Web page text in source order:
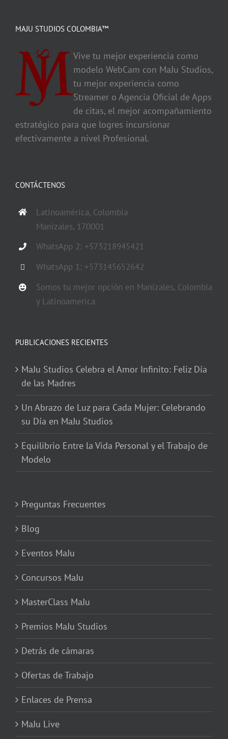
MAJU STUDIOS COLOMBIA™
Vive tu mejor experiencia como
modelo WebCam con MaJu Studios,
tu mejor experiencia como
Streamer o Agencia Oficial de Apps
de citas, el mejor acompañamiento
estratégico para que logres incursionar
efectivamente a nivel Profesional.
CONTÁCTENOS
Latinoamérica, Colombia
Manizales, 170001
WhatsApp 2: +573218945421
WhatsApp 1: +573145652642
Somos tu mejor opción en Manizales, Colombia
y Latinoamerica
PUBLICACIONES RECIENTES
MaJu Studios Celebra el Amor Infinito: Feliz Día
de las Madres
Un Abrazo de Luz para Cada Mujer: Celebrando
su Día en MaJu Studios
Equilibrio Entre la Vida Personal y el Trabajo de
Modelo
Preguntas Frecuentes
Blog
Eventos MaJu
Concursos MaJu
MasterClass MaJu
Premios MaJu Studios
Detrás de cámaras
Ofertas de Trabajo
Enlaces de Prensa
MaJu Live